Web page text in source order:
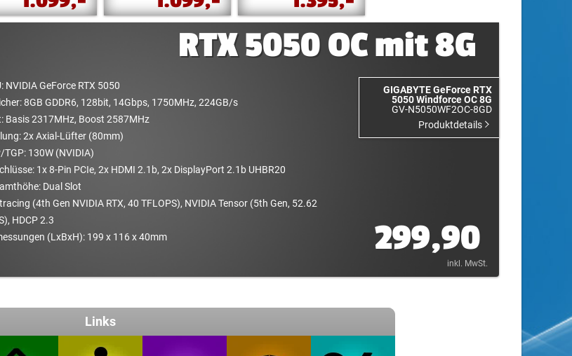
RTX 5050 OC mit 8G
NVIDIA GeForce RTX 5050
8GB GDDR6, 128bit, 14Gbps, 1750MHz, 224GB/​s
Basis 2317MHz, Boost 2587MHz
2x Axial-Lüfter (80mm)
TGP: 130W (NVIDIA)
1x 8-Pin PCIe, 2x HDMI 2.1b, 2x DisplayPort 2.1b UHBR20
Dual Slot
(4th Gen NVIDIA RTX, 40 TFLOPS), NVIDIA Tensor (5th Gen, 52.62
HDCP 2.3
(LxBxH): 199 x 116 x 40mm
GIGABYTE GeForce RTX
5050 Windforce OC 8G
GV-N5050WF2OC-8GD
Produktdetails
299,90
inkl. MwSt.
Links